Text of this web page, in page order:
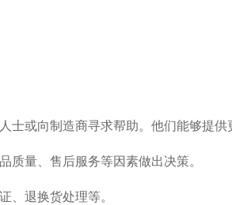
或向制造商寻求帮助。他们能够提供
量、售后服务等因素做出决策。
退换货处理等。